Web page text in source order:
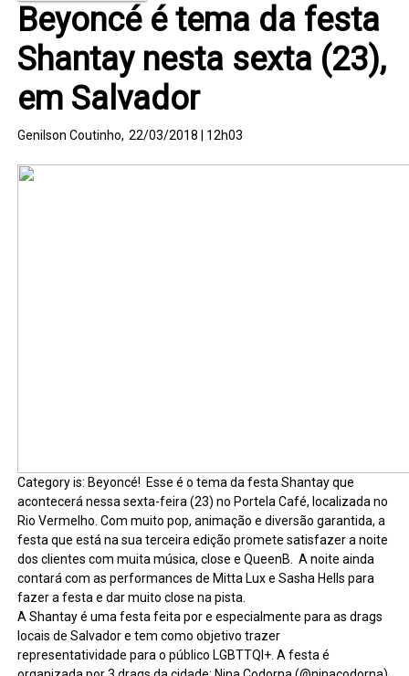
Beyoncé é tema da festa
Shantay nesta sexta (23),
em Salvador
Genilson Coutinho, 22/03/2018 | 12h03
Category is: Beyoncé! Esse é o tema da festa Shantay que
acontecerá nessa sexta-feira (23) no Portela Café, localizada no
Rio Vermelho. Com muito pop, animação e diversão garantida, a
festa que está na sua terceira edição promete satisfazer a noite
dos clientes com muita música, close e QueenB. A noite ainda
contará com as performances de Mitta Lux e Sasha Hells para
fazer a festa e dar muito close na pista.
A Shantay é uma festa feita por e especialmente para as drags
locais de Salvador e tem como objetivo trazer
representatividade para o público LGBTTQI+. A festa é